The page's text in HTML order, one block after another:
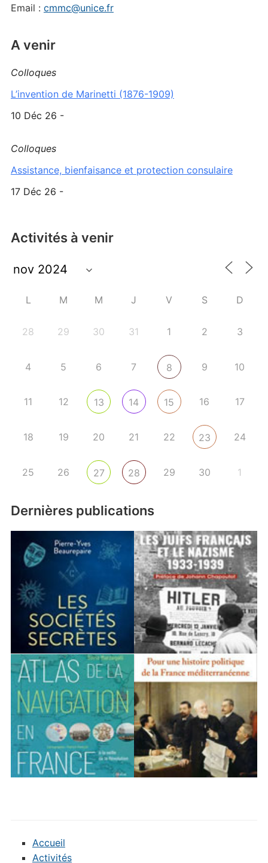
Email : cmmc@unice.fr
A venir
Colloques
L’invention de Marinetti (1876-1909)
10 Déc 26 -
Colloques
Assistance, bienfaisance et protection consulaire
17 Déc 26 -
Activités à venir
L M M J V S D
28 29 30 31 1 2 3
4 5 6 7 8 9 10
11 12 13 14 15 16 17
18 19 20 21 22 23 24
25 26 27 28 29 30 1
Dernières publications
Accueil
Activités